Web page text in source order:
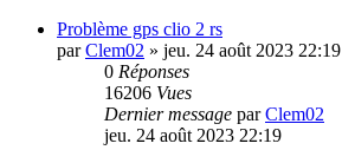
Problème gps clio 2 rs
parClem02 » jeu. 24 août 2023 22:19
0 Réponses
16206 Vues
Dernier message parClem02
jeu. 24 août 2023 22:19